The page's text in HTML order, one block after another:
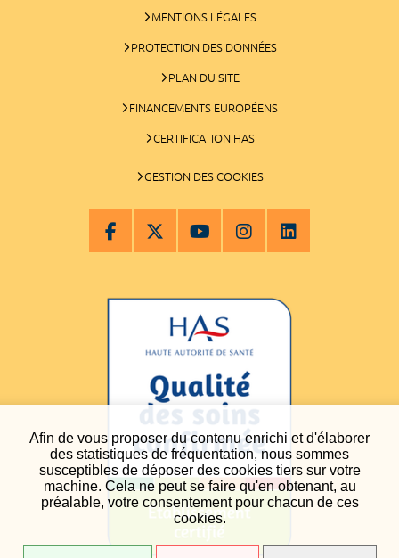
Afin de vous proposer du contenu enrichi et d'élaborer
des statistiques de fréquentation, nous sommes
susceptibles de déposer des cookies tiers sur votre
machine. Cela ne peut se faire qu'en obtenant, au
préalable, votre consentement pour chacun de ces
cookies.
MENTIONS LÉGALES
PROTECTION DES DONNÉES
PLAN DU SITE
FINANCEMENTS EUROPÉENS
CERTIFICATION HAS
GESTION DES COOKIES